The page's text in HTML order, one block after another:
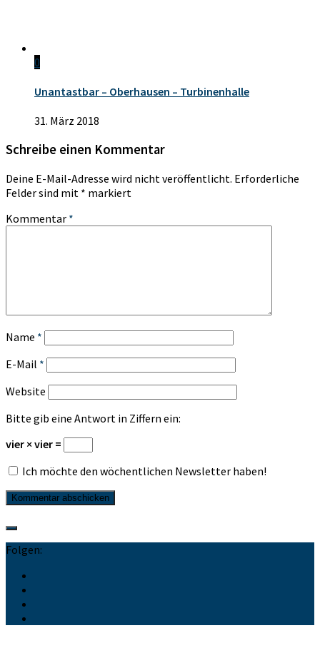
0
Unantastbar – Oberhausen – Turbinenhalle
31. März 2018
Schreibe einen Kommentar
Deine E-Mail-Adresse wird nicht veröffentlicht. Erforderliche
Felder sind mit * markiert
Kommentar *
Name *
E-Mail *
Website
Bitte gib eine Antwort in Ziffern ein:
vier × vier =
Ich möchte den wöchentlichen Newsletter haben!
Folgen: